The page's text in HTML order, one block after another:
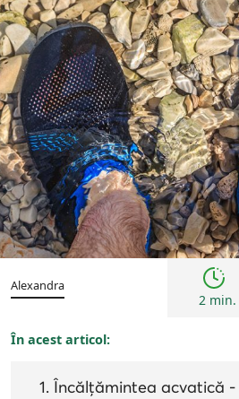
Alexandra
2 min.
În acest articol:
Încălțămintea acvatică